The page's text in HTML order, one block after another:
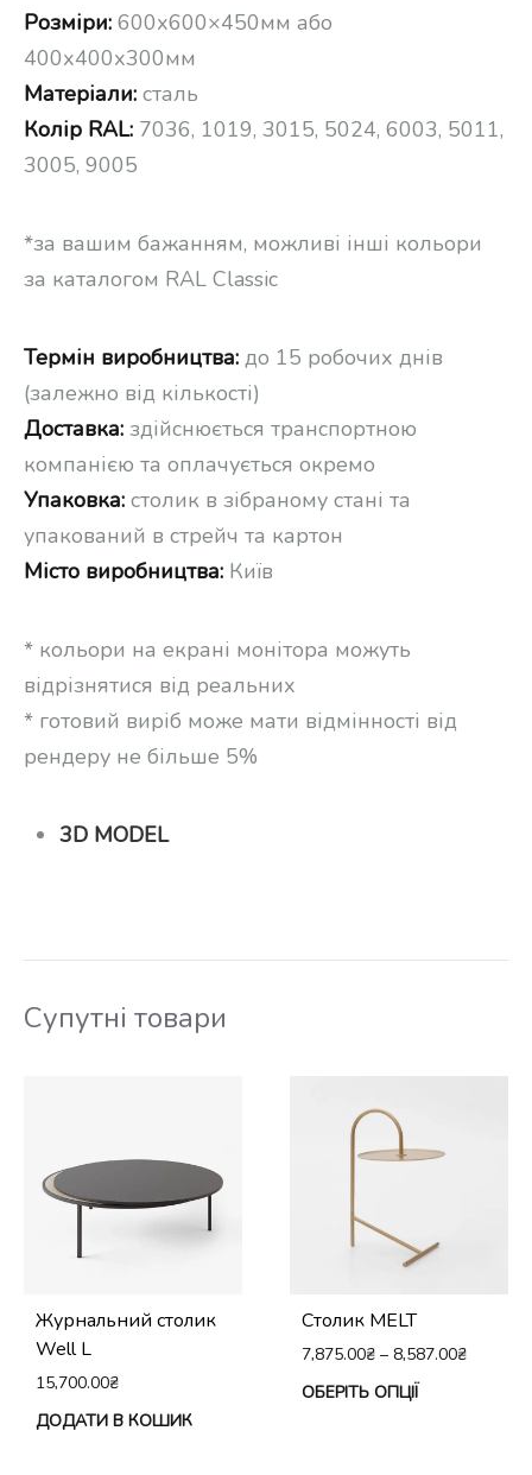
Розміри: 600х600×450мм або
400х400х300мм
Матеріали: сталь
Колір RAL: 7036, 1019, 3015, 5024, 6003, 5011,
3005, 9005
*за вашим бажанням, можливі інші кольори
за каталогом RAL Classic
Термін виробництва: до 15 робочих днів
(залежно від кількості)
Доставка: здійснюється транспортною
компанією та оплачується окремо
Упаковка: столик в зібраному стані та
упакований в стрейч та картон
Місто виробництва: Київ
* кольори на екрані монітора можуть
відрізнятися від реальних
* готовий виріб може мати відмінності від
рендеру не більше 5%
3D MODEL
Супутні товари
Журнальний столик
Well L
15,700.00₴
ДОДАТИ В КОШИК
Столик MELT
7,875.00₴ – 8,587.00₴
ОБЕРІТЬ ОПЦІЇ